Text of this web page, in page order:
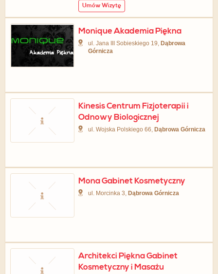
Umów Wizytę
Monique Akademia Piękna
ul. Jana III Sobieskiego 19, Dąbrowa
Górnicza
Kinesis Centrum Fizjoterapii i
Odnowy Biologicznej
ul. Wojska Polskiego 66, Dąbrowa Górnicza
Mona Gabinet Kosmetyczny
ul. Morcinka 3, Dąbrowa Górnicza
Architekci Piękna Gabinet
Kosmetyczny i Masażu